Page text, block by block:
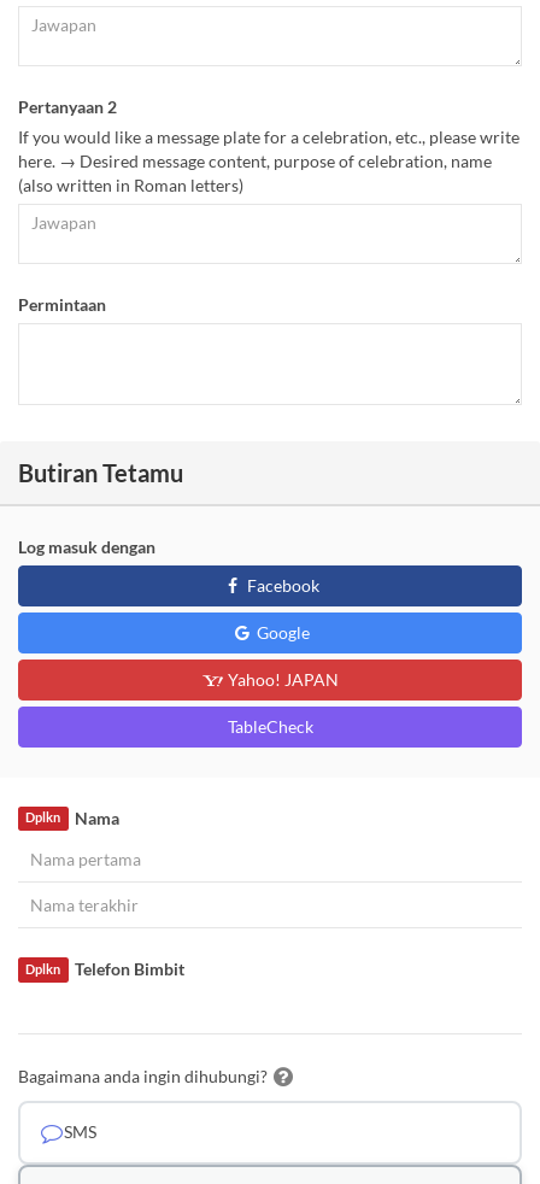
Pertanyaan 2
If you would like a message plate for a celebration, etc., please write
here. → Desired message content, purpose of celebration, name
(also written in Roman letters)
Permintaan
Butiran Tetamu
Log masuk dengan
Facebook
Google
Yahoo! JAPAN
TableCheck
Nama
Dplkn
Telefon Bimbit
Dplkn
Bagaimana anda ingin dihubungi?
SMS